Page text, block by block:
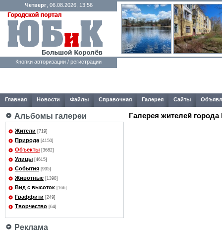
Четверг, 06.08.2026, 13:56
Кнопки авторизации / регистрации
Главная Новости Файлы Справочная Галерея Сайты
Альбомы галереи
Жители [719]
Природа [4150]
Объекты [3682]
Улицы [4615]
События [995]
Животные [1398]
Вид с высоток [166]
Граффити [249]
Творчество [64]
Реклама
Галерея жителей города